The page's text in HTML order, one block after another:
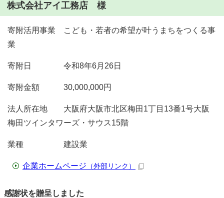
株式会社アイ工務店 様
寄附活用事業 こども・若者の希望が叶うまちをつくる事
業
寄附日 令和8年6月26日
寄附金額 30,000,000円
法人所在地 大阪府大阪市北区梅田1丁目13番1号大阪
梅田ツインタワーズ・サウス15階
業種 建設業
企業ホームページ （外部リンク）
感謝状を贈呈しました